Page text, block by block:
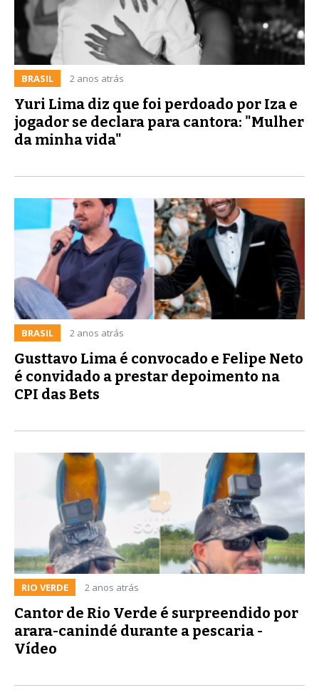
BRASIL 2 anos atrás
Yuri Lima diz que foi perdoado por Iza e
jogador se declara para cantora: "Mulher
da minha vida"
BRASIL 2 anos atrás
Gusttavo Lima é convocado e Felipe Neto
é convidado a prestar depoimento na
CPI das Bets
RIO VERDE 2 anos atrás
Cantor de Rio Verde é surpreendido por
arara-canindé durante a pescaria -
Vídeo